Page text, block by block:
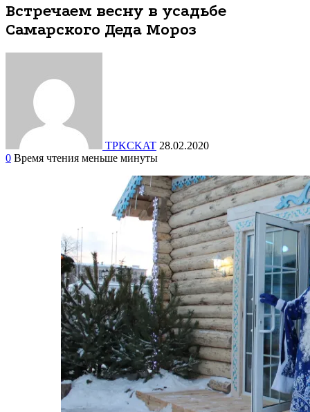
Встречаем весну в усадьбе
Самарского Деда Мороз
TPKCKAT 28.02.2020
0 Время чтения меньше минуты